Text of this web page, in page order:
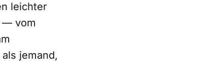
leichter
— vom
jemand,